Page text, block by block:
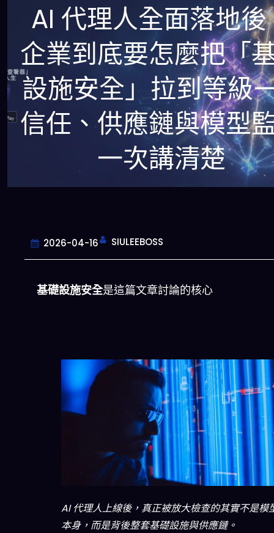
AI 代理人全面落地後
企業到底要怎麼把「
設施安全」拉到等級
信任、供應鏈與模型
一次講清楚
2026-04-16 SIULEEBOSS
基礎設施安全是這篇文章討論的核心
AI 代理人上線後，真正被放大檢查的其實不是模
本身，而是背後整套基礎設施與供應鏈。